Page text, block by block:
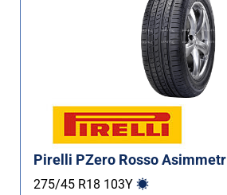
Pirelli PZero Rosso
275/45 R18 103Y